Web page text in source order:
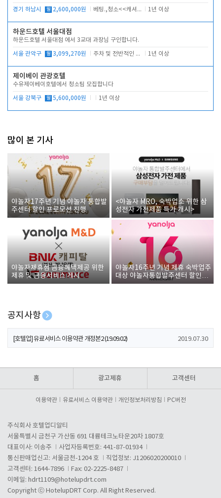
경기 하남시 월 2,600,000원 베팅.,청소<<캐셔 모셔봅니다. 1년 이상
하운드호텔 서울대점
하운드호텔 서울대점 에서 3교대 과장님 구인합니다.
서울 관악구 월 3,099,270원 주차 및 전반적인 당번업무 1년 이상
제이베이 관광호텔
수유제이베이호텔에서 청소팀 모집합니다
서울 강북구 월 5,600,000원 1년 이상
많이 본 기사
야놀자17주년 기념 야놀자 통합발
주센터 할인 프로모션 진행
<야놀자 MRO, 숙박업소 위한 삼
성전자 가전제품 특가 개시>
야놀자제휴점 금융혜택제공 위한
제휴 및 금융서비스 게시
야놀자16주년 기념 제휴 숙박업주
대상 야놀자통합발주센터 할인쿠
폰 증정
공지사항
[호텔업] 개인정보 처리방침 개정본1 (19.09.02)
[호텔업] 유료서비스 이용약관 개정본2 (19.09.02) 2019.07.30
홈 광고제휴 고객센터
이용약관 유료서비스 이용약관 개인정보처리방침 PC버전
주식회사 호텔업디알티
서울특별시 금천구 가산동 691 대륭테크노타운20차 1807호
대표이사: 이송주
사업자등록번호: 441-87-01934
통신판매업신고: 서울금천-1204 호
직업정보: J1206020200010
고객센터: 1644-7896
Fax: 02-2225-8487
이메일: hdrt1109@hotelupdrt.com
Copyright ⓒ HotelupDRT Corp. All Right Reserved.